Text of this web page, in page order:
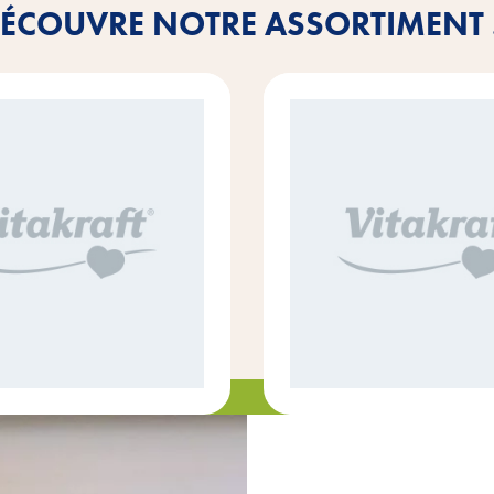
NOTRE ASSORTIMENT